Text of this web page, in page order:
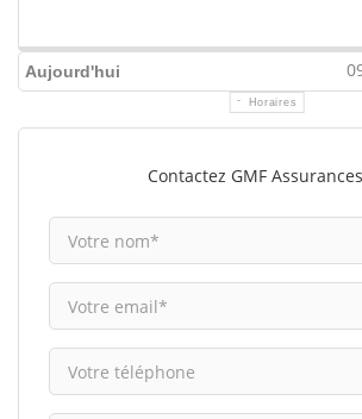
Aujourd'hui
Horaires
Contactez GMF